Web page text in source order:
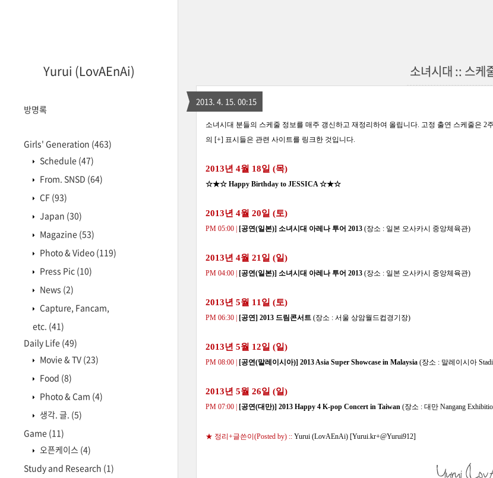
Yurui (LovAEnAi)
방명록
Girls' Generation (463)
Schedule (47)
From. SNSD (64)
CF (93)
Japan (30)
Magazine (53)
Photo & Video (119)
Press Pic (10)
News (2)
Capture, Fancam,
etc. (41)
Daily Life (49)
Movie & TV (23)
Food (8)
Photo & Cam (4)
생각. 글. (5)
Game (11)
오픈케이스 (4)
Study and Research (1)
소녀시대 :: 스
2013. 4. 15. 00:15
소녀시대 분들의 스케줄 정보를 매주 갱신하고 재정리하여 올립니다. 고정 출연 스케줄은
의 [+] 표시들은 관련 사이트를 링크한 것입니다.
2013년 4월 18일 (목)
☆★☆ Happy Birthday to JESSICA ☆★☆
2013년 4월 20일 (토)
PM 05:00 | [공연(일본)] 소녀시대 아레나 투어 2013 (장소 : 일본 오사카시 중앙체육관)
2013년 4월 21일 (일)
PM 04:00 | [공연(일본)] 소녀시대 아레나 투어 2013 (장소 : 일본 오사카시 중앙체육관)
2013년 5월 11일 (토)
PM 06:30 | [공연] 2013 드림콘서트 (장소 : 서울 상암월드컵경기장)
2013년 5월 12일 (일)
PM 08:00 | [공연(말레이시아)] 2013 Asia Super Showcase in Malaysia (장소 : 말레이시아
2013년 5월 26일 (일)
PM 07:00 | [공연(대만)] 2013 Happy 4 K-pop Concert in Taiwan (장소 : 대만 Nangang
★ 정리+글쓴이(Posted by) :: Yurui (LovAEnAi) [Yurui.kr+@Yurui912]